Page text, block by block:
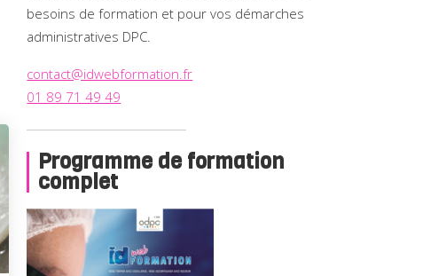
besoins de formation et pour vos démarches
administratives DPC.
contact@idwebformation.fr
01 89 71 49 49
Programme de formation
complet